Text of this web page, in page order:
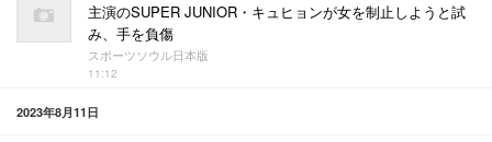
主演のSUPER JUNIOR・キュヒョンが女を制止しようと試
み、手を負傷
スポーツソウル日本版
11:12
2023年8月11日